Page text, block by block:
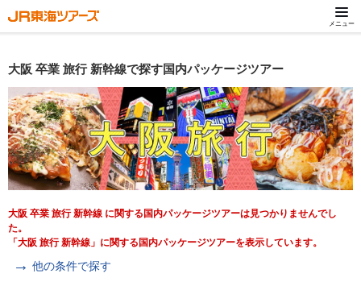
メニュー
大阪 卒業 旅行 新幹線で探す国内パッケージツアー
大阪 卒業 旅行 新幹線 に関する国内パッケージツアーは見つかりませんでし
た。
「大阪 旅行 新幹線」に関する国内パッケージツアーを表示しています。
他の条件で探す